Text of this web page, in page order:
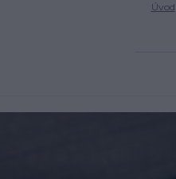
Úvod